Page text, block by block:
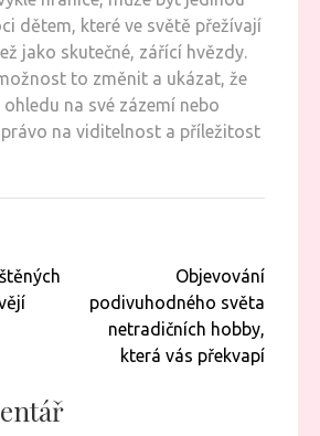
dětem, které ve světě přežívají
jako skutečné, zářící hvězdy.
to změnit a ukázat, že
na své zázemí nebo
na viditelnost a příležitost
Objevování
podivuhodného světa
netradičních hobby,
která vás překvapí